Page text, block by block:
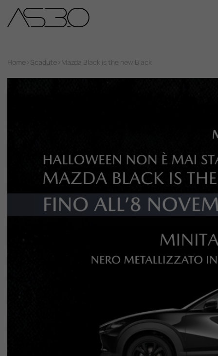
Auto Nuove
Assistenza
Novità Sui Nostri Veicoli
Home > Scadute > Mazda Black is the new Black